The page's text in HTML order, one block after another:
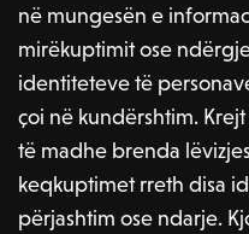
në mungesën e
mirëkuptimit ose
identiteteve të
çoi në kundërshtim.
të madhe brenda
keqkuptimet rreth disa
përjashtim ose ndarje.